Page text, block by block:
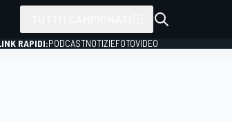
RAPIDI:PODCASTNOTIZIEFOTOVIDEO